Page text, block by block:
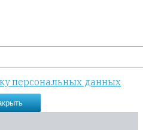
персональных данных